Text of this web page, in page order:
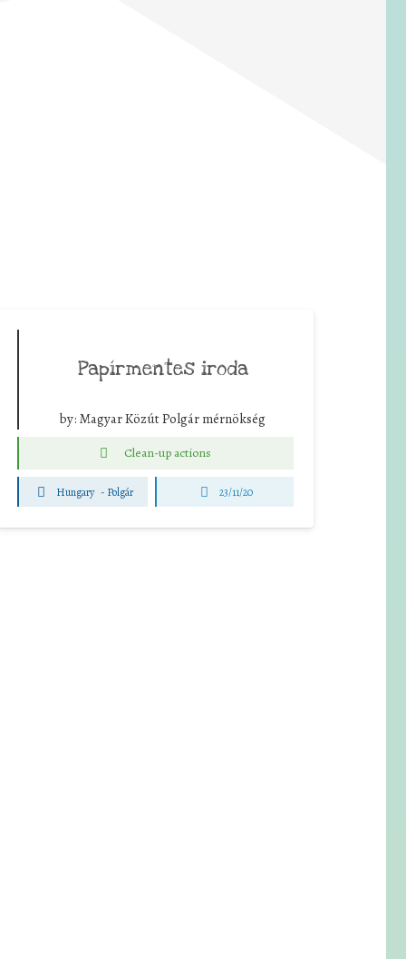
Papírmentes iroda
by: Magyar Közút Polgár mérnökség
Clean-up actions
Hungary - Polgár 23/11/20